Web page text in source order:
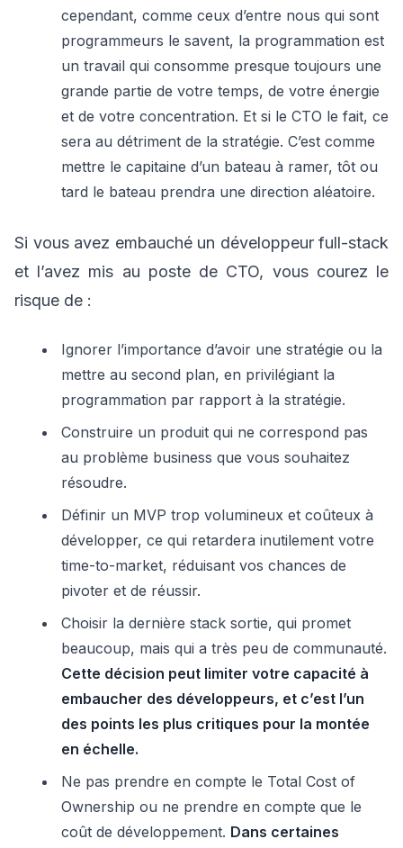
cependant, comme ceux d’entre nous qui sont
programmeurs le savent, la programmation est
un travail qui consomme presque toujours une
grande partie de votre temps, de votre énergie
et de votre concentration. Et si le CTO le fait, ce
sera au détriment de la stratégie. C’est comme
mettre le capitaine d’un bateau à ramer, tôt ou
tard le bateau prendra une direction aléatoire.
Si vous avez embauché un développeur full-stack
et l’avez mis au poste de CTO, vous courez le
risque de :
Ignorer l’importance d’avoir une stratégie ou la
mettre au second plan, en privilégiant la
programmation par rapport à la stratégie.
Construire un produit qui ne correspond pas
au problème business que vous souhaitez
résoudre.
Définir un MVP trop volumineux et coûteux à
développer, ce qui retardera inutilement votre
time-to-market, réduisant vos chances de
pivoter et de réussir.
Choisir la dernière stack sortie, qui promet
beaucoup, mais qui a très peu de communauté.
Cette décision peut limiter votre capacité à
embaucher des développeurs, et c’est l’un
des points les plus critiques pour la montée
en échelle.
Ne pas prendre en compte le Total Cost of
Ownership ou ne prendre en compte que le
coût de développement. Dans certaines